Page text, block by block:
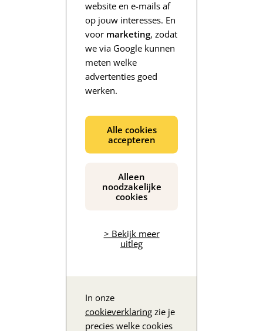
website en e-mails af
op jouw interesses. En
voor marketing, zodat
we via Google kunnen
meten welke
advertenties goed
werken.
Alle cookies
accepteren
Alleen
noodzakelijke
cookies
> Bekijk meer
uitleg
In onze
cookieverklaring zie je
precies welke cookies
De inhoud wordt geladen...